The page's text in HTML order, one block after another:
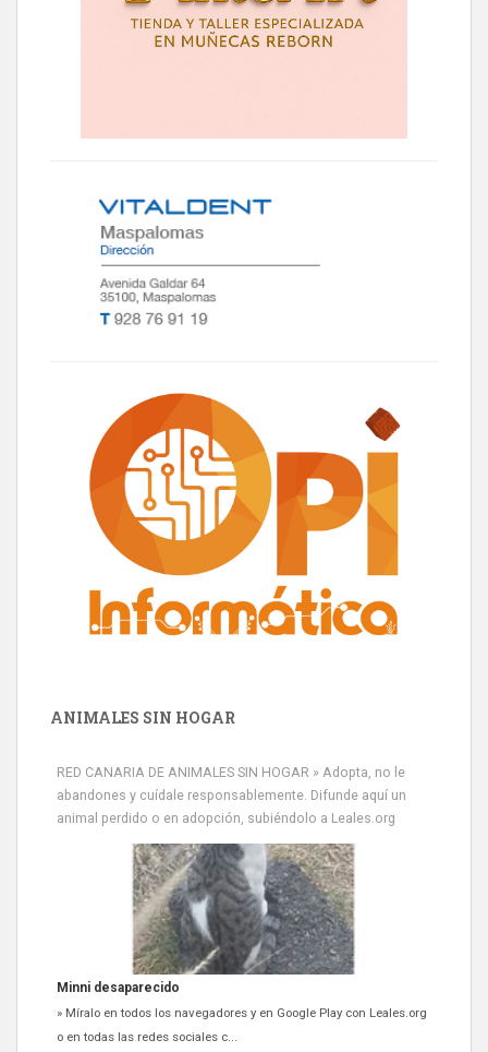
ANIMALES SIN HOGAR
RED CANARIA DE ANIMALES SIN HOGAR » Adopta, no le
abandones y cuídale responsablemente. Difunde aquí un
animal perdido o en adopción, subiéndolo a Leales.org
Minni desaparecido
» Míralo en todos los navegadores y en Google Play con Leales.org
o en todas las redes sociales c...